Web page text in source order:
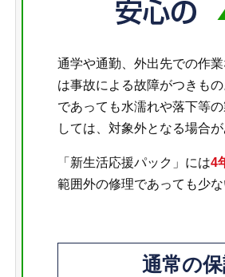
通学や通勤、外出先での作
は事故による故障がつきも
であっても水濡れや落下等
しては、対象外となる場合が
「新生活応援パック」には4
範囲外の修理であっても少
通常の